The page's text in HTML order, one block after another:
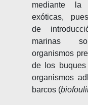
mediante la
exóticas,
de
marinas
organismos
de los
organismos
barcos (